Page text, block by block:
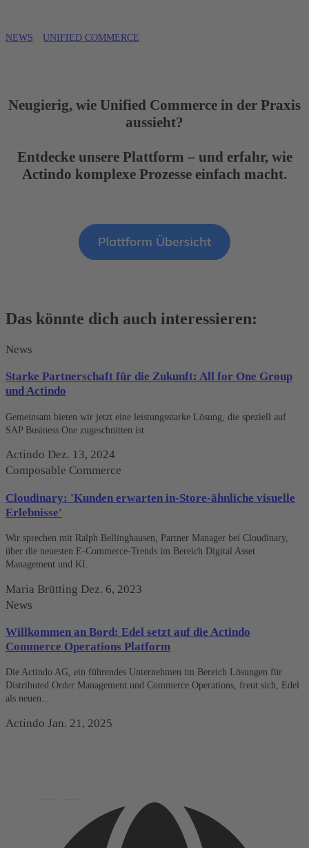
NEWS UNIFIED COMMERCE
Neugierig, wie Unified Commerce in der Praxis
aussieht?
Entdecke unsere Plattform – und erfahr, wie
Actindo komplexe Prozesse einfach macht.
Das könnte dich auch interessieren:
News
Starke Partnerschaft für die Zukunft: All for One Group
und Actindo
Gemeinsam bieten wir jetzt eine leistungsstarke Lösung, die speziell auf
SAP Business One zugeschnitten ist.
Actindo Dez. 13, 2024
Composable Commerce
Cloudinary: 'Kunden erwarten in-Store-ähnliche visuelle
Erlebnisse'
Wir sprechen mit Ralph Bellinghausen, Partner Manager bei Cloudinary,
über die neuesten E-Commerce-Trends im Bereich Digital Asset
Management und KI.
Maria Brütting Dez. 6, 2023
News
Willkommen an Bord: Edel setzt auf die Actindo
Commerce Operations Platform
Die Actindo AG, ein führendes Unternehmen im Bereich Lösungen für
Distributed Order Management und Commerce Operations, freut sich, Edel
als neuen...
Actindo Jan. 21, 2025